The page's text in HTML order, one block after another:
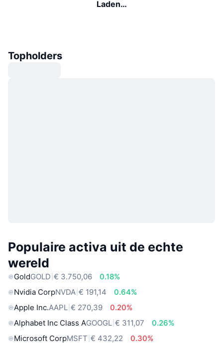
Laden…
Topholders
Populaire activa uit de echte
wereld
GoldGOLD € 3.750,06
0.18%
Nvidia CorpNVDA € 191,14
0.64%
Apple Inc.AAPL € 270,39
0.20%
Alphabet Inc Class AGOOGL € 311,07
0.26%
Microsoft CorpMSFT € 432,22
0.30%